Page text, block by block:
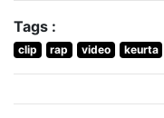
Tags :
clip rap video keurta